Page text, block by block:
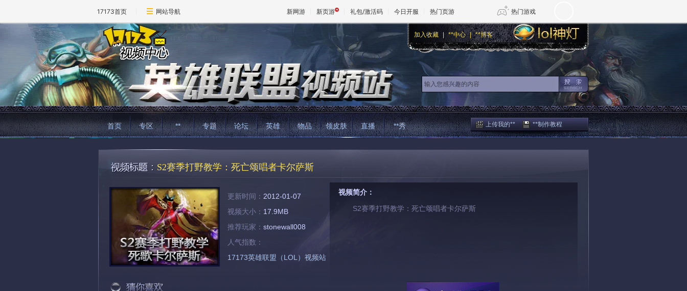
17173首页 网站导航 新网游 新页游 礼包/激活码 今日开服 热门页游 热门游戏
天堂 剑网3旗舰版 新天龙八部
王权与自由 诛仙世界 新仙侠5
加入收藏 | **中心 | **博客
首页 专区 ** 专题 论坛 英雄 物品 领皮肤 直播 **秀 上传我的** **制作教程
S2赛季打野教学：死亡颂唱者卡尔萨斯
更新时间： 2012-01-07
视频大小： 17.9MB
推荐玩家： stonewall008
人气指数：
17173英雄联盟（LOL）视频站
视频简介：
S2赛季打野教学：死亡颂唱者卡尔萨斯